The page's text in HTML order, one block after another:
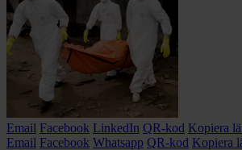
Email Facebook LinkedIn QR-kod Kopiera
Email Facebook Whatsapp QR-kod Kopiera